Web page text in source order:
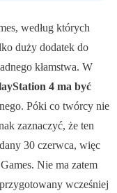
według których
duży dodatek do
kłamstwa. W
4 ma być
Póki co twórcy nie
zaznaczyć, że ten
30 czerwca, więc
Nie ma zatem
wcześniej